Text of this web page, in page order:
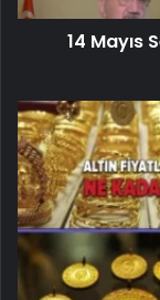
14 Mayıs